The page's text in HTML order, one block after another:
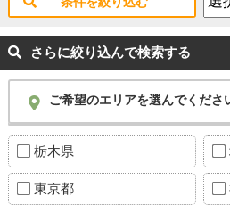
さらに絞り込んで検索する
ご希望のエリアを選んでくださ
栃木県
東京都